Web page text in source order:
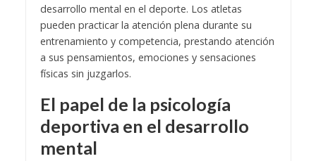
desarrollo mental en el deporte. Los atletas
pueden practicar la atención plena durante su
entrenamiento y competencia, prestando atención
a sus pensamientos, emociones y sensaciones
físicas sin juzgarlos.
El papel de la psicología
deportiva en el desarrollo
mental